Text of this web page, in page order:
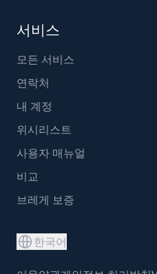
서비스
모든 서비스
연락처
내 계정
위시리스트
사용자 매뉴얼
비교
브레게 보증
한국어